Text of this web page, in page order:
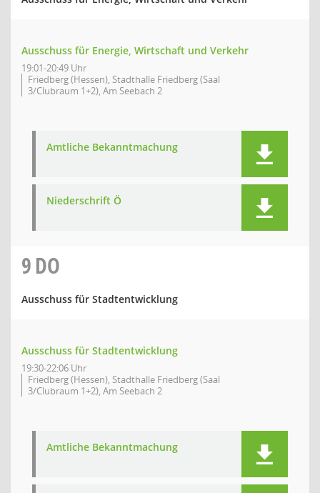
Ausschuss für Energie, Wirtschaft und Verkehr
19:01-20:49 Uhr
Friedberg (Hessen), Stadthalle Friedberg (Saal
3/Clubraum 1+2), Am Seebach 2
Amtliche Bekanntmachung
Niederschrift Ö
9DO
Ausschuss für Stadtentwicklung
Ausschuss für Stadtentwicklung
19:30-22:06 Uhr
Friedberg (Hessen), Stadthalle Friedberg (Saal
3/Clubraum 1+2), Am Seebach 2
Amtliche Bekanntmachung